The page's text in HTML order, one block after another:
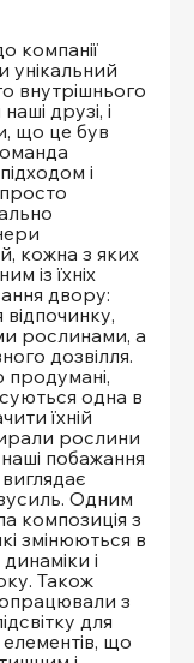
компанії
унікальний
внутрішнього
друзі, і
що це був
і
кожна з яких
із їхніх
двору:
рослинами, а
дозвілля.
продумані,
одна в
їхній
рослини
побажання
Одним
композиція з
змінюються в
і
Також
з
для
що